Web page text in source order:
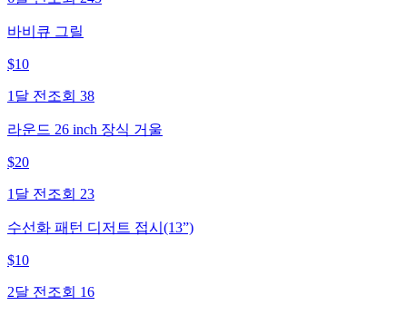
바비큐 그릴
$10
1달 전 조회 38
라운드 26 inch 장식 거울
$20
1달 전 조회 23
수선화 패턴 디저트 접시(13”)
$10
2달 전 조회 16